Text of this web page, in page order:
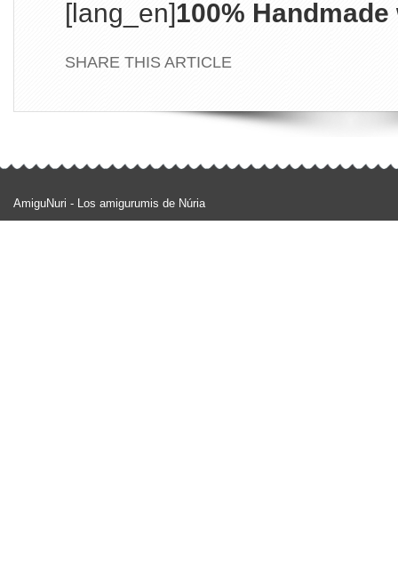
[lang_en]100%
SHARE THIS ARTICLE
AmiguNuri - Los amigurumis de Núria